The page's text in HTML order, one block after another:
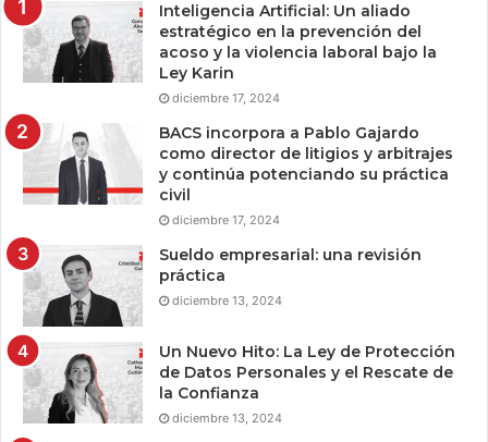
Inteligencia Artificial: Un aliado
estratégico en la prevención del
acoso y la violencia laboral bajo la
Ley Karin
diciembre 17, 2024
BACS incorpora a Pablo Gajardo
como director de litigios y arbitrajes
y continúa potenciando su práctica
civil
diciembre 17, 2024
Sueldo empresarial: una revisión
práctica
diciembre 13, 2024
Un Nuevo Hito: La Ley de Protección
de Datos Personales y el Rescate de
la Confianza
diciembre 13, 2024